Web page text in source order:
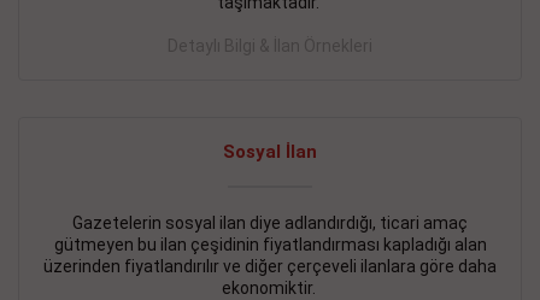
Detaylı Bilgi & İlan Örnekleri
Sosyal İlan
Gazetelerin sosyal ilan diye adlandırdığı, ticari amaç
gütmeyen bu ilan çeşidinin fiyatlandırması kapladığı alan
üzerinden fiyatlandırılır ve diğer çerçeveli ilanlara göre daha
ekonomiktir.
İŞYERİ KİRALIK İlanı- 11.09.2018
BEYLİKDÜZÜ Kavaklıda 4 katlı bina